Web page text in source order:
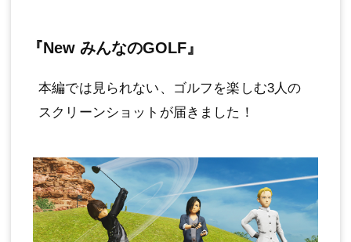
『New みんなのGOLF』
本編では見られない、ゴルフを楽しむ3人の
スクリーンショットが届きました！